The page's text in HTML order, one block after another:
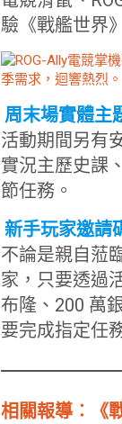
驗《戰艦世界
周末場實體主
活動期間另有
實況主歷史課
節任務。
新手玩家邀請
不論是親自蒞
家，只要透過
布隆、200 萬
要完成指定任
相關報導︰《